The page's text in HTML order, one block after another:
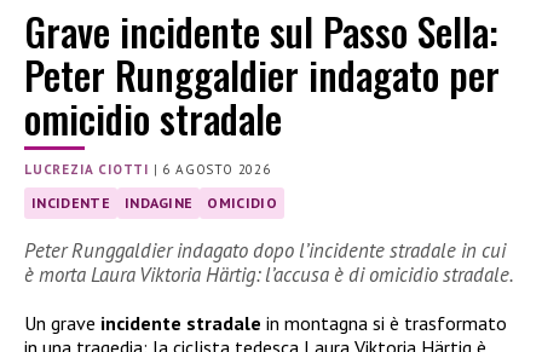
Grave incidente sul Passo Sella:
Peter Runggaldier indagato per
omicidio stradale
LUCREZIA CIOTTI | 6 AGOSTO 2026
INCIDENTE INDAGINE OMICIDIO
Peter Runggaldier indagato dopo l’incidente stradale in cui
è morta Laura Viktoria Härtig: l’accusa è di omicidio stradale.
Un grave incidente stradale in montagna si è trasformato